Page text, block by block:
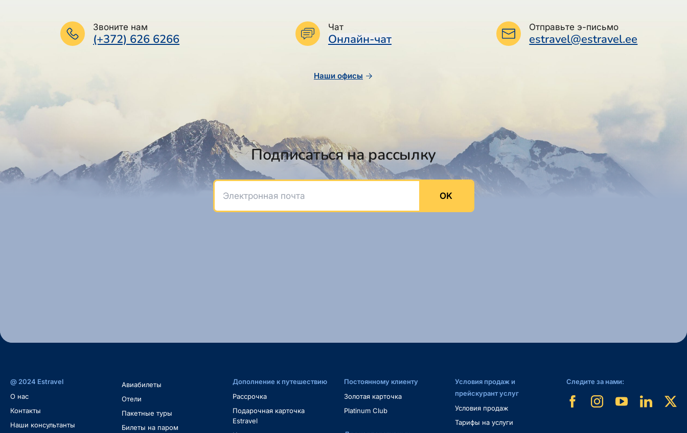
Звоните нам
(+372) 626 6266
Чат
Онлайн-чат
Отправьте э-письмо
estravel@estravel.ee
Наши офисы
Подписаться на рассылку
Электронная почта
OK
@ 2024 Estravel
O нас
Контакты
Наши консультанты
Авиабилеты
Oтели
Пакетные туры
Билеты на паром
Дополнение к путешествию
Рассрочка
Подарочная карточка
Estravel
Постоянному клиенту
Золотая карточка
Platinum Club
Условия продаж и
прейскурант услуг
Условия продаж
Тарифы на услуги
Следите за нами: